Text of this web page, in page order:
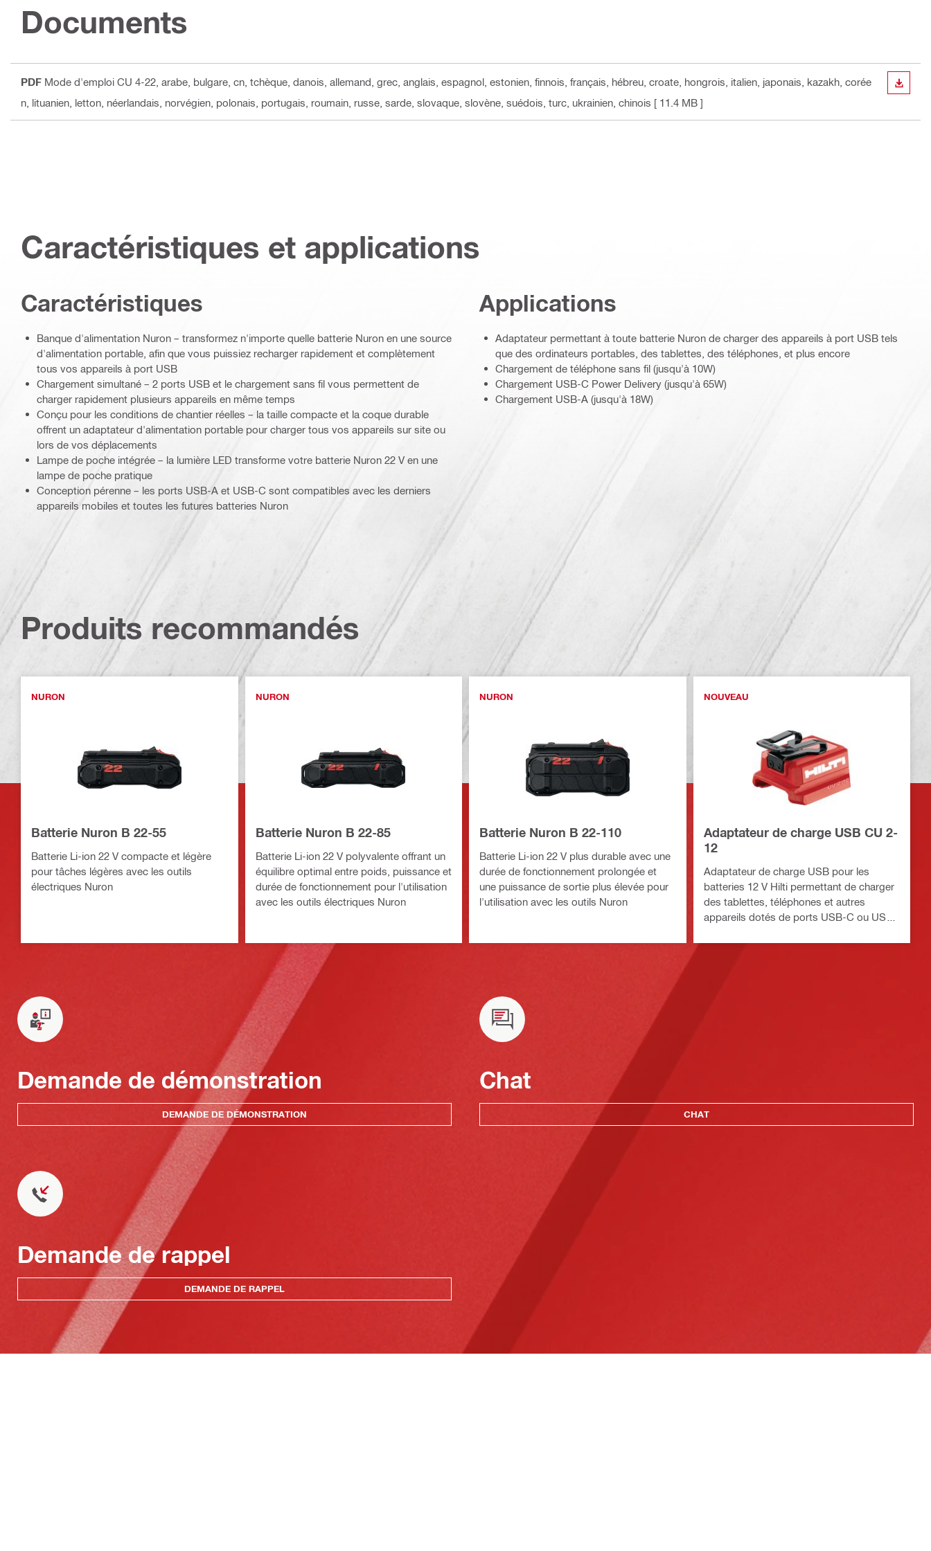
Documents
PDF Mode d'emploi CU 4-22 , arabe, bulgare, cn, tchèque, danois, allemand, grec, anglais, espagnol, estonien, finnois, français, hébreu, croate, hongrois, italien, japonais, kazakh, corée
n, lituanien, letton, néerlandais, norvégien, polonais, portugais, roumain, russe, sarde, slovaque, slovène, suédois, turc, ukrainien, chinois [ 11.4 MB ]
Caractéristiques et applications
Caractéristiques
Banque d'alimentation Nuron – transformez n'importe quelle batterie Nuron en une source
d'alimentation portable, afin que vous puissiez recharger rapidement et complètement
tous vos appareils à port USB
Chargement simultané – 2 ports USB et le chargement sans fil vous permettent de
charger rapidement plusieurs appareils en même temps
Conçu pour les conditions de chantier réelles – la taille compacte et la coque durable
offrent un adaptateur d'alimentation portable pour charger tous vos appareils sur site ou
lors de vos déplacements
Lampe de poche intégrée – la lumière LED transforme votre batterie Nuron 22 V en une
lampe de poche pratique
Conception pérenne – les ports USB-A et USB-C sont compatibles avec les derniers
appareils mobiles et toutes les futures batteries Nuron
Applications
Adaptateur permettant à toute batterie Nuron de charger des appareils à port USB tels
que des ordinateurs portables, des tablettes, des téléphones, et plus encore
Chargement de téléphone sans fil (jusqu'à 10W)
Chargement USB-C Power Delivery (jusqu'à 65W)
Chargement USB-A (jusqu'à 18W)
Produits recommandés
NURON
Batterie Nuron B 22-55
Batterie Li-ion 22 V compacte et légère
pour tâches légères avec les outils
électriques Nuron
NURON
Batterie Nuron B 22-85
Batterie Li-ion 22 V polyvalente offrant un
équilibre optimal entre poids, puissance et
durée de fonctionnement pour l'utilisation
avec les outils électriques Nuron
NURON
Batterie Nuron B 22-110
Batterie Li-ion 22 V plus durable avec une
durée de fonctionnement prolongée et
une puissance de sortie plus élevée pour
l'utilisation avec les outils Nuron
NOUVEAU
Adaptateur de charge USB CU 2-
12
Adaptateur de charge USB pour les
batteries 12 V Hilti permettant de charger
des tablettes, téléphones et autres
appareils dotés de ports USB-C ou USB-
Demande de démonstration
DEMANDE DE DÉMONSTRATION
Chat
CHAT
Demande de rappel
DEMANDE DE RAPPEL